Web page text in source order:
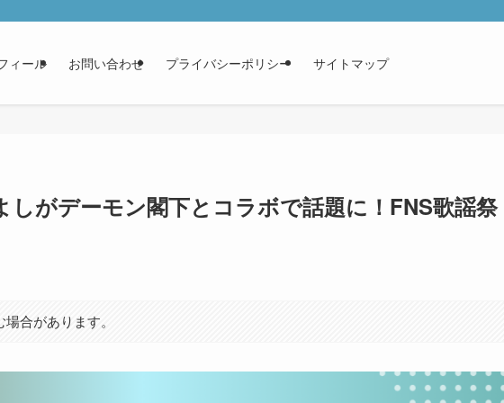
ィール お問い合わせ プライバシーポリシー サイトマップ
しがデーモン閣下とコラボで話題に！FNS歌謡祭
合があります。